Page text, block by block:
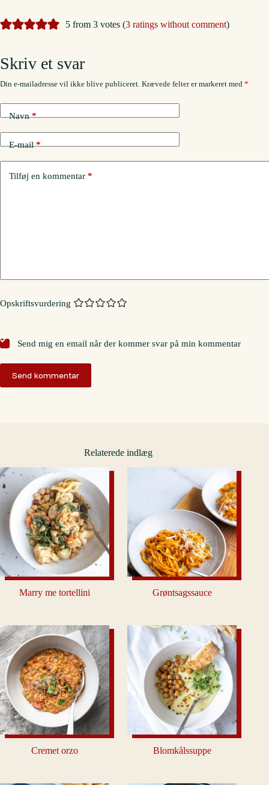
5 from 3 votes (3 ratings without comment)
Skriv et svar
Din e-mailadresse vil ikke blive publiceret. Krævede felter er markeret med *
Navn*
E-mail*
Tilføj en kommentar *
Opskriftsvurdering
Send mig en email når der kommer svar på min kommentar
Send kommentar
Relaterede indlæg
Marry me tortellini Grøntsagssauce
Cremet orzo Blomkålssuppe